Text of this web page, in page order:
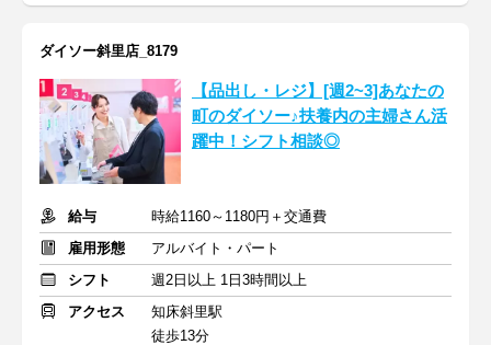
ダイソー斜里店_8179
【品出し・レジ】[週2~3]あなたの
町のダイソー♪扶養内の主婦さん活
躍中！シフト相談◎
給与
時給1160～1180円＋交通費
雇用形態
アルバイト・パート
シフト
週2日以上 1日3時間以上
アクセス
知床斜里駅
徒歩13分